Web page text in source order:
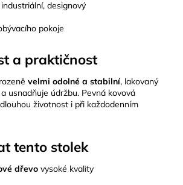
designový
pokoje
a praktičnost
velmi odolné a stabilní, lakovaný
usnadňuje údržbu. Pevná kovová
životnost i při každodenním
tento stolek
dřevo vysoké kvality